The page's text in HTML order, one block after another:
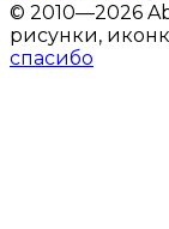
© 2010—2026
рисунки,
спасибо